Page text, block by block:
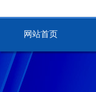
网站首页